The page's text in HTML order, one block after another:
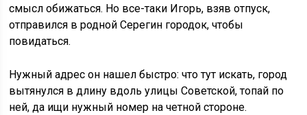
смысл обижаться. Но все-таки Игорь, взяв отпуск,
отправился в родной Серегин городок, чтобы
повидаться.
Нужный адрес он нашел быстро: что тут искать, город
вытянулся в длину вдоль улицы Советской, топай по
ней, да ищи нужный номер на четной стороне.